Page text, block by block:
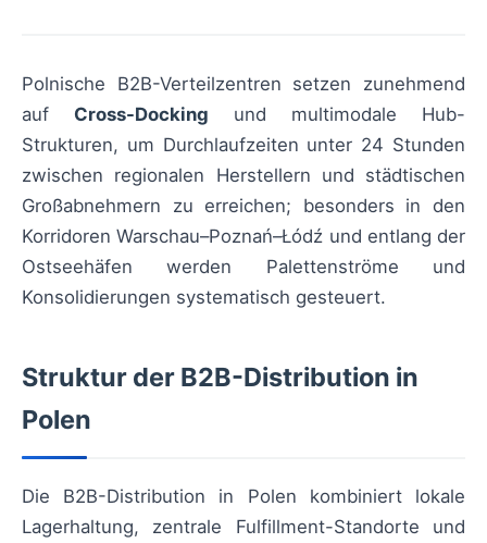
Polnische B2B-Verteilzentren setzen zunehmend
auf Cross-Docking und multimodale Hub-
Strukturen, um Durchlaufzeiten unter 24 Stunden
zwischen regionalen Herstellern und städtischen
Großabnehmern zu erreichen; besonders in den
Korridoren Warschau–Poznań–Łódź und entlang der
Ostseehäfen werden Palettenströme und
Konsolidierungen systematisch gesteuert.
Struktur der B2B-Distribution in
Polen
Die B2B-Distribution in Polen kombiniert lokale
Lagerhaltung, zentrale Fulfillment-Standorte und